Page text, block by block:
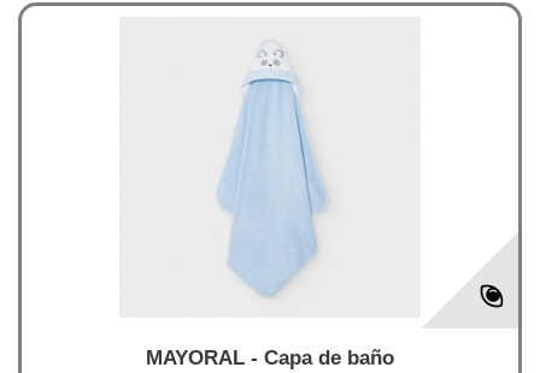
MAYORAL - Capa de baño